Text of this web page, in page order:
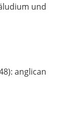
und
anglican